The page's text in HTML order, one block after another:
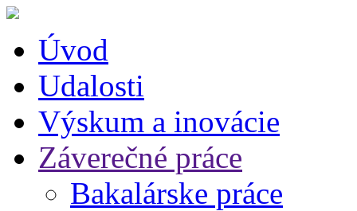
Úvod
Udalosti
Výskum a inovácie
Záverečné práce
Bakalárske práce